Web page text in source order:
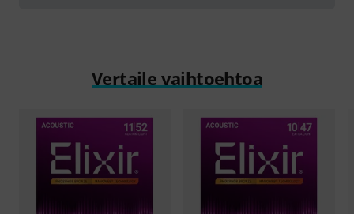
Vertaile vaihtoehtoa